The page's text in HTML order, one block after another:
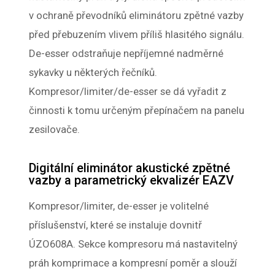
v ochraně převodníků eliminátoru zpětné vazby
před přebuzením vlivem příliš hlasitého signálu.
De-esser odstraňuje nepříjemné nadměrné
sykavky u některých řečníků.
Kompresor/limiter/de-esser se dá vyřadit z
činnosti k tomu určeným přepínačem na panelu
zesilovače.
Digitální eliminátor akustické zpětné
vazby a parametrický ekvalizér EAZV
Kompresor/limiter, de-esser je volitelné
příslušenství, které se instaluje dovnitř
ÚZO608A. Sekce kompresoru má nastavitelný
práh komprimace a kompresní poměr a slouží